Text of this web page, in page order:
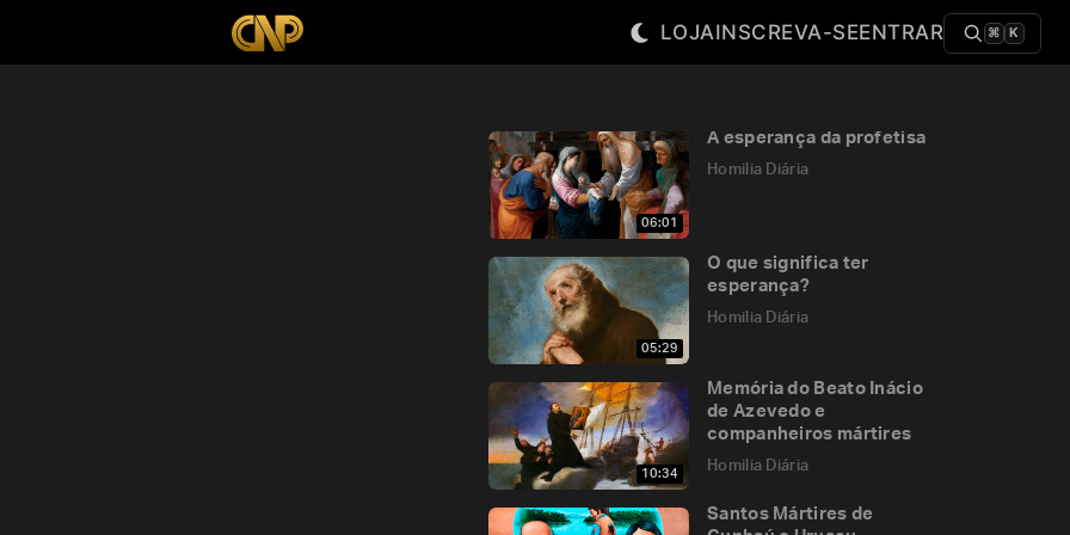
LOJAINSCREVA-SEENTRAR ⌘ K
06:01
A esperança da profetisa
Homilia Diária
05:29
O que significa ter
esperança?
Homilia Diária
10:34
Memória do Beato Inácio
de Azevedo e
companheiros mártires
Homilia Diária
Santos Mártires de